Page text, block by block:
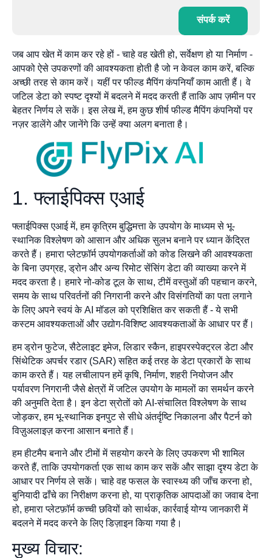
संपर्क करें
जब आप खेत में काम कर रहे हों - चाहे वह खेती हो, सर्वेक्षण हो या निर्माण -
आपको ऐसे उपकरणों की आवश्यकता होती है जो न केवल काम करें, बल्कि
अच्छी तरह से काम करें। यहीं पर फील्ड मैपिंग कंपनियाँ काम आती हैं। वे
जटिल डेटा को स्पष्ट दृश्यों में बदलने में मदद करती हैं ताकि आप ज़मीन पर
बेहतर निर्णय ले सकें। इस लेख में, हम कुछ शीर्ष फील्ड मैपिंग कंपनियों पर
नज़र डालेंगे और जानेंगे कि उन्हें क्या अलग बनाता है।
1. फ्लाईपिक्स एआई
फ्लाईपिक्स एआई में, हम कृत्रिम बुद्धिमत्ता के उपयोग के माध्यम से भू-
स्थानिक विश्लेषण को आसान और अधिक सुलभ बनाने पर ध्यान केंद्रित
करते हैं। हमारा प्लेटफ़ॉर्म उपयोगकर्ताओं को कोड लिखने की आवश्यकता
के बिना उपग्रह, ड्रोन और अन्य रिमोट सेंसिंग डेटा की व्याख्या करने में
मदद करता है। हमारे नो-कोड टूल के साथ, टीमें वस्तुओं की पहचान करने,
समय के साथ परिवर्तनों की निगरानी करने और विसंगतियों का पता लगाने
के लिए अपने स्वयं के AI मॉडल को प्रशिक्षित कर सकती हैं - ये सभी
कस्टम आवश्यकताओं और उद्योग-विशिष्ट आवश्यकताओं के आधार पर हैं।
हम ड्रोन फुटेज, सैटेलाइट इमेज, लिडार स्कैन, हाइपरस्पेक्ट्रल डेटा और
सिंथेटिक अपर्चर रडार (SAR) सहित कई तरह के डेटा प्रकारों के साथ
काम करते हैं। यह लचीलापन हमें कृषि, निर्माण, शहरी नियोजन और
पर्यावरण निगरानी जैसे क्षेत्रों में जटिल उपयोग के मामलों का समर्थन करने
की अनुमति देता है। इन डेटा स्रोतों को AI-संचालित विश्लेषण के साथ
जोड़कर, हम भू-स्थानिक इनपुट से सीधे अंतर्दृष्टि निकालना और पैटर्न को
विज़ुअलाइज़ करना आसान बनाते हैं।
हम हीटमैप बनाने और टीमों में सहयोग करने के लिए उपकरण भी शामिल
करते हैं, ताकि उपयोगकर्ता एक साथ काम कर सकें और साझा दृश्य डेटा के
आधार पर निर्णय ले सकें। चाहे वह फसल के स्वास्थ्य की जाँच करना हो,
बुनियादी ढाँचे का निरीक्षण करना हो, या प्राकृतिक आपदाओं का जवाब देना
हो, हमारा प्लेटफ़ॉर्म कच्ची छवियों को सार्थक, कार्रवाई योग्य जानकारी में
बदलने में मदद करने के लिए डिज़ाइन किया गया है।
मुख्य विचार: